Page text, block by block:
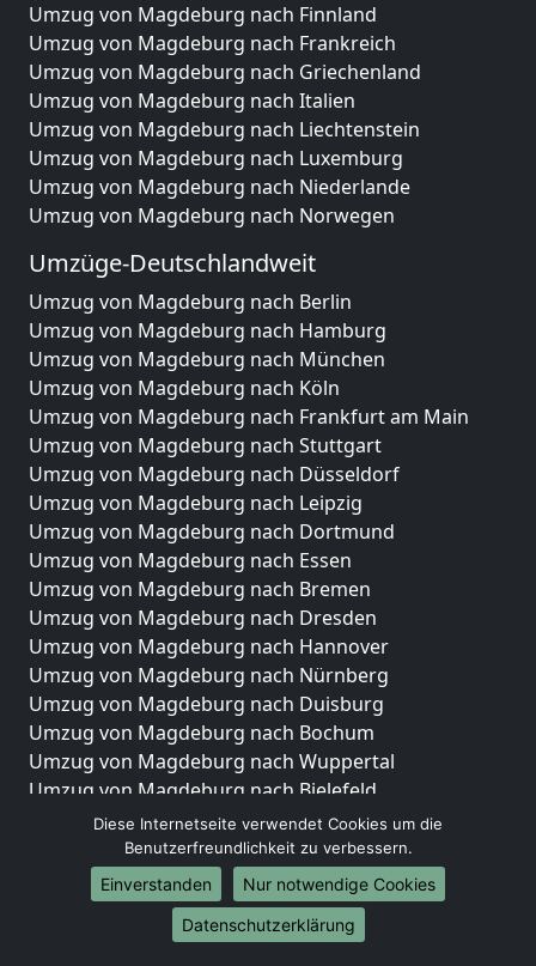
Umzug von Magdeburg nach Finnland
Umzug von Magdeburg nach Frankreich
Umzug von Magdeburg nach Griechenland
Umzug von Magdeburg nach Italien
Umzug von Magdeburg nach Liechtenstein
Umzug von Magdeburg nach Luxemburg
Umzug von Magdeburg nach Niederlande
Umzug von Magdeburg nach Norwegen
Umzüge-Deutschlandweit
Umzug von Magdeburg nach Berlin
Umzug von Magdeburg nach Hamburg
Umzug von Magdeburg nach München
Umzug von Magdeburg nach Köln
Umzug von Magdeburg nach Frankfurt am Main
Umzug von Magdeburg nach Stuttgart
Umzug von Magdeburg nach Düsseldorf
Umzug von Magdeburg nach Leipzig
Umzug von Magdeburg nach Dortmund
Umzug von Magdeburg nach Essen
Umzug von Magdeburg nach Bremen
Umzug von Magdeburg nach Dresden
Umzug von Magdeburg nach Hannover
Umzug von Magdeburg nach Nürnberg
Umzug von Magdeburg nach Duisburg
Umzug von Magdeburg nach Bochum
Umzug von Magdeburg nach Wuppertal
Umzug von Magdeburg nach Bielefeld
Umzug von Magdeburg nach Bonn
Umzug von Magdeburg nach Münster
Internationale-Umzüge
Umzug von Magdeburg nach Brasilien
Diese Internetseite verwendet Cookies um die
Benutzerfreundlichkeit zu verbessern.
Einverstanden
Nur notwendige Cookies
Datenschutzerklärung